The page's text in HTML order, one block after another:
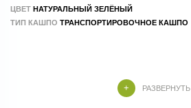
ЦВЕТ НАТУРАЛЬНЫЙ ЗЕЛЁНЫЙ
ТИП КАШПО ТРАНСПОРТИРОВОЧНОЕ КАШПО
РАЗВЕРНУТЬ